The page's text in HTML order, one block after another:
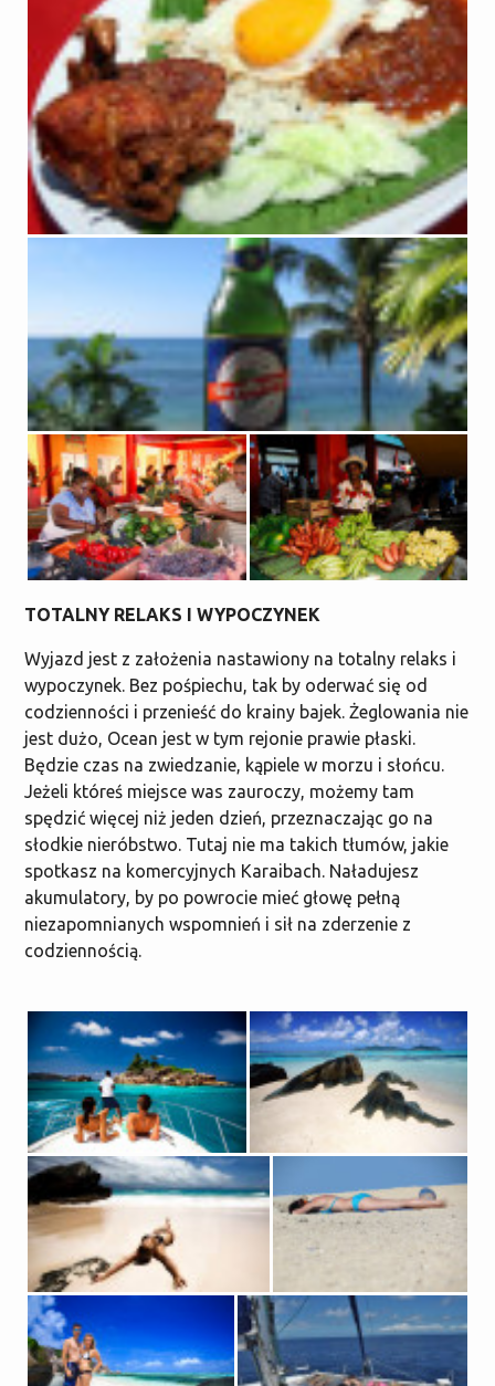
TOTALNY RELAKS I WYPOCZYNEK
Wyjazd jest z założenia nastawiony na totalny relaks i
wypoczynek. Bez pośpiechu, tak by oderwać się od
codzienności i przenieść do krainy bajek. Żeglowania nie
jest dużo, Ocean jest w tym rejonie prawie płaski.
Będzie czas na zwiedzanie, kąpiele w morzu i słońcu.
Jeżeli któreś miejsce was zauroczy, możemy tam
spędzić więcej niż jeden dzień, przeznaczając go na
słodkie nieróbstwo. Tutaj nie ma takich tłumów, jakie
spotkasz na komercyjnych Karaibach. Naładujesz
akumulatory, by po powrocie mieć głowę pełną
niezapomnianych wspomnień i sił na zderzenie z
codziennością.